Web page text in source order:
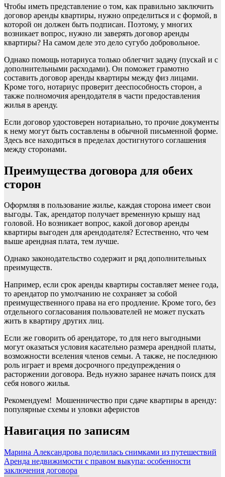
Чтобы иметь представление о том, как правильно заключить
договор аренды квартиры, нужно определиться и с формой, в
которой он должен быть подписан. Поэтому, у многих
возникает вопрос, нужно ли заверять договор аренды
квартиры? На самом деле это дело сугубо добровольное.
Однако помощь нотариуса только облегчит задачу (пускай и с
дополнительными расходами). Он поможет грамотно
составить договор аренды квартиры между физ лицами.
Кроме того, нотариус проверит дееспособность сторон, а
также полномочия арендодателя в части предоставления
жилья в аренду.
Если договор удостоверен нотариально, то прочие документы
к нему могут быть составлены в обычной письменной форме.
Здесь все находиться в пределах достигнутого соглашения
между сторонами.
Преимущества договора для обеих
сторон
Оформляя в пользование жилье, каждая сторона имеет свои
выгоды. Так, арендатор получает временную крышу над
головой. Но возникает вопрос, какой договор аренды
квартиры выгоден для арендодателя? Естественно, что чем
выше арендная плата, тем лучше.
Однако законодательство содержит и ряд дополнительных
преимуществ.
Например, если срок аренды квартиры составляет менее года,
то арендатор по умолчанию не сохраняет за собой
преимущественного права на его продление. Кроме того, без
отдельного согласования пользователей не может пускать
жить в квартиру других лиц.
Если же говорить об арендаторе, то для него выгодными
могут оказаться условия касательно размера арендной платы,
возможности вселения членов семьи. А также, не последнюю
роль играет и время досрочного предупреждения о
расторжении договора. Ведь нужно заранее начать поиск для
себя нового жилья.
Рекомендуем! Мошенничество при сдаче квартиры в аренду:
популярные схемы и уловки аферистов
Навигация по записям
Марина Александрова поделилась снимками из путешествий
Аренда недвижимости с правом выкупа: особенности
заключения договора